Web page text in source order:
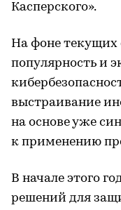
Касперского».
На фоне текущих
популярность и
выстраивание
на основе уже
к применению
В начале этого
решений для